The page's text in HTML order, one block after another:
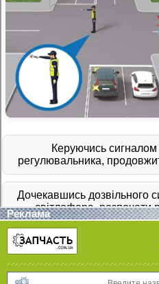
Реклама